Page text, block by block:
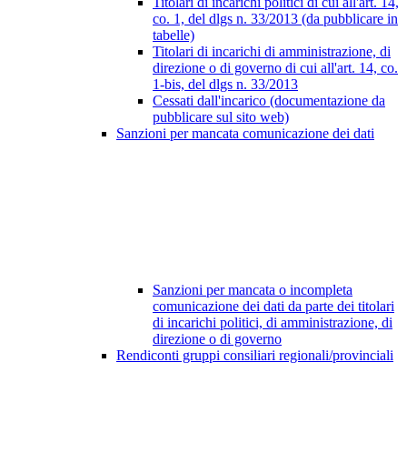
co. 1, del dlgs n. 33/2013 (da pubblicare in
tabelle)
Titolari di incarichi di amministrazione, di
direzione o di governo di cui all'art. 14, co.
1-bis, del dlgs n. 33/2013
Cessati dall'incarico (documentazione da
pubblicare sul sito web)
Sanzioni per mancata comunicazione dei dati
Sanzioni per mancata o incompleta
comunicazione dei dati da parte dei titolari
di incarichi politici, di amministrazione, di
direzione o di governo
Rendiconti gruppi consiliari regionali/provinciali